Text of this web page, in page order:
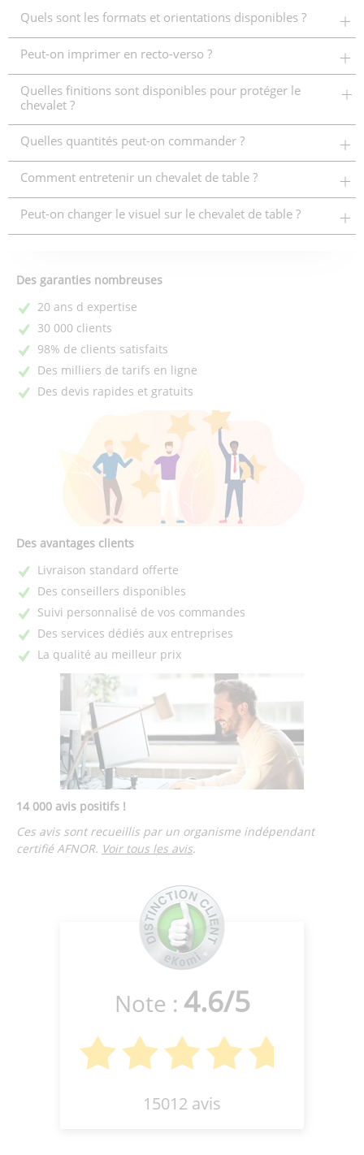
Quels sont les formats et orientations disponibles ?
Peut-on imprimer en recto-verso ?
Quelles finitions sont disponibles pour protéger le
chevalet ?
Quelles quantités peut-on commander ?
Comment entretenir un chevalet de table ?
Peut-on changer le visuel sur le chevalet de table ?
Des garanties nombreuses
20 ans d expertise
30 000 clients
98% de clients satisfaits
Des milliers de tarifs en ligne
Des devis rapides et gratuits
Des avantages clients
Livraison standard offerte
Des conseillers disponibles
Suivi personnalisé de vos commandes
Des services dédiés aux entreprises
La qualité au meilleur prix
14 000 avis positifs !
Ces avis sont recueillis par un organisme indépendant
certifié AFNOR. Voir tous les avis.
Note : 4.6/5
15012 avis